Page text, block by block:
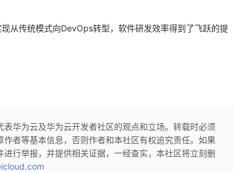
从传统模式向DevOps转型，软件研发效率得到了飞跃的提
表华为云及华为云开发者社区的观点和立场。转载时必须
者等基本信息，否则作者和本社区有权追究责任。如果
行举报，并提供相关证据，一经查实，本社区将立刻删